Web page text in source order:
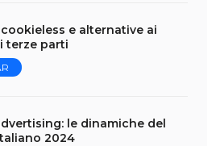
e alternative ai
terze parti
le dinamiche del
2024